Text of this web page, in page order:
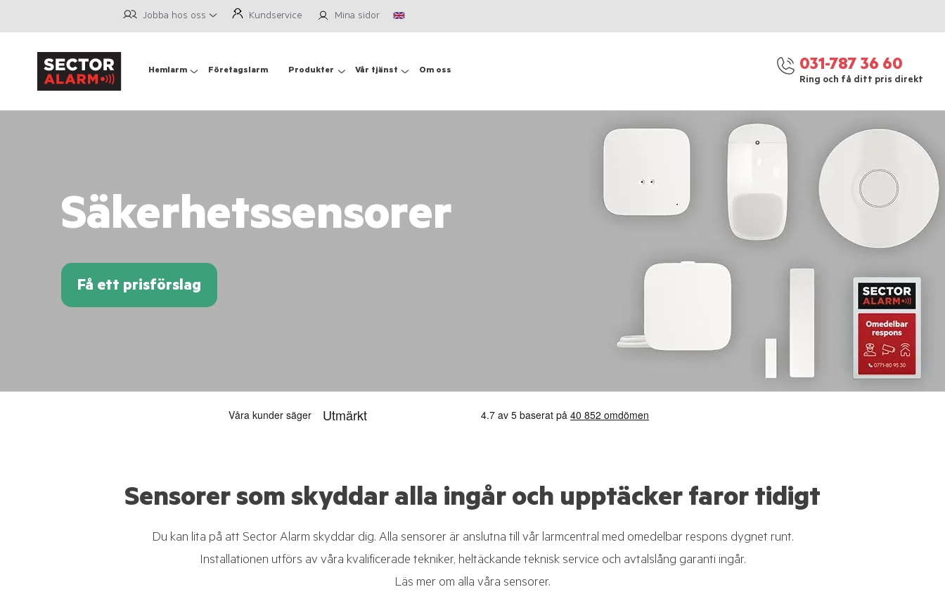
Hemlarm Företagslarm Produkter Vår tjänst Om oss 031-787 36 60
Ring och få ditt pris direkt
Jobba hos oss Kundservice Mina sidor
Säkerhetssensorer
Få ett prisförslag
Sensorer som skyddar alla ingår och upptäcker faror tidigt
Du kan lita på att Sector Alarm skyddar dig. Alla sensorer är anslutna till vår larmcentral med omedelbar respons dygnet runt.
Installationen utförs av våra kvalificerade tekniker, heltäckande teknisk service och avtalslång garanti ingår.
Läs mer om alla våra sensorer.